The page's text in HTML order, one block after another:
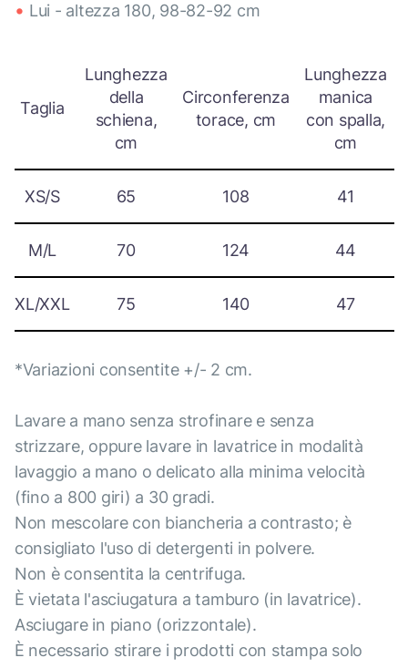
Lui - altezza 180, 98-82-92 cm
Taglia
Lunghezza
della
schiena,
cm
Circonferenza
torace, cm
Lunghezza
manica
con spalla,
cm
XS/S 65 108 41
M/L 70 124 44
XL/XXL 75 140 47
*Variazioni consentite +/- 2 cm.
Lavare a mano senza strofinare e senza
strizzare, oppure lavare in lavatrice in modalità
lavaggio a mano o delicato alla minima velocità
(fino a 800 giri) a 30 gradi.
Non mescolare con biancheria a contrasto; è
consigliato l'uso di detergenti in polvere.
Non è consentita la centrifuga.
È vietata l'asciugatura a tamburo (in lavatrice).
Asciugare in piano (orizzontale).
È necessario stirare i prodotti con stampa solo